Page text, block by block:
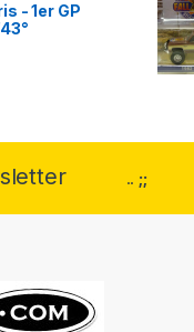
- 1er GP
.. ;;